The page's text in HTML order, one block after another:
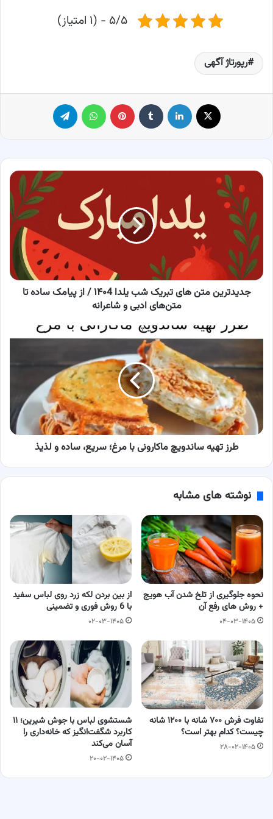
۵/۵ - (۱ امتیاز)
رپورتاژ آگهی
لینکدین ‫تامبلر پینترست
جدیدترین
تبریک
شب
یلدا
۱۴۰4
از
پیامک
متن‌های
ادبی
شاعرانه
جدیدترین متن‌ های تبریک شب یلدا ۱۴۰4 / از پیامک ساده تا
متن‌های ادبی و شاعرانه
ماکارونی
با
مرغ؛
سریع،
ساده
و
طرز تهیه ساندویچ ماکارونی با مرغ؛ سریع، ساده و لذیذ
نوشته های مشابه
نحوه جلوگیری از تلخ شدن آب هویج
+ روش های رفع آن
۰۴-۰۳-۱۴۰۵
از بین بردن لکه زرد روی لباس سفید
با 6 روش فوری و تضمینی
۰۲-۰۳-۱۴۰۵
تفاوت فرش ۷۰۰ شانه با ۱۲۰۰ شانه
چیست؟ کدام بهتر است؟
۲۸-۰۲-۱۴۰۵
شستشوی لباس با جوش شیرین؛ ۱۱
کاربرد شگفت‌انگیز که خانه‌داری را
آسان می‌کند
۲۰-۰۲-۱۴۰۵